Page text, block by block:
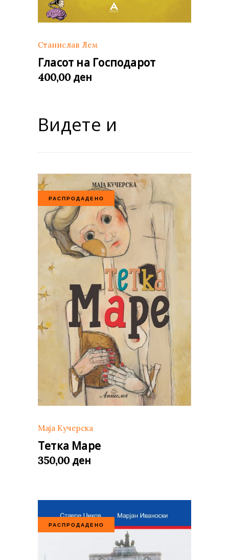
Станислав Лем
Гласот на Господарот
400,00 ден
Видете и
РАСПРОДАДЕНО
Маја Кучерска
Тетка Маре
350,00 ден
РАСПРОДАДЕНО